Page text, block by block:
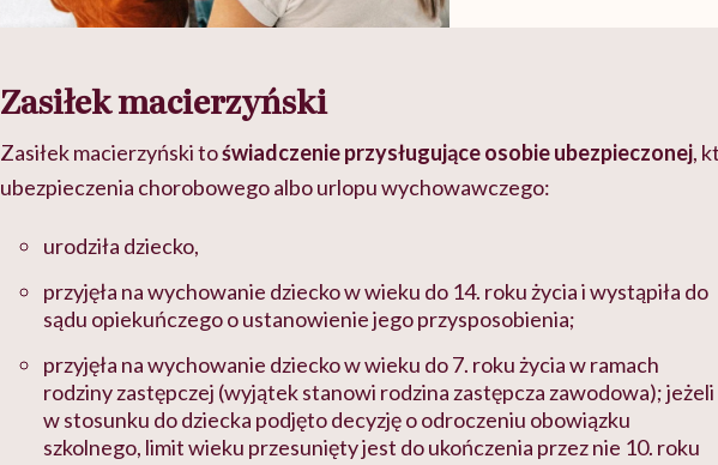
Zasiłek macierzyński
Zasiłek macierzyński toświadczenie przysługujące osobie ubezpieczonej,
ubezpieczenia chorobowego albo urlopu wychowawczego:
urodziła dziecko,
przyjęła na wychowanie dziecko w wieku do 14. roku życia i wystąpiła do
sądu opiekuńczego o ustanowienie jego przysposobienia;
przyjęła na wychowanie dziecko w wieku do 7. roku życia w ramach
rodziny zastępczej (wyjątek stanowi rodzina zastępcza zawodowa); jeżeli
w stosunku do dziecka podjęto decyzję o odroczeniu obowiązku
szkolnego, limit wieku przesunięty jest do ukończenia przez nie 10. roku